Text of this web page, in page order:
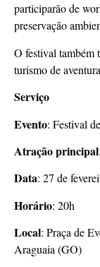
participarão de
preservação
O festival também
turismo de
Serviço
Evento: Festival
Atração principal
Data: 27 de
Horário: 20h
Local: Praça de
Araguaia (GO)